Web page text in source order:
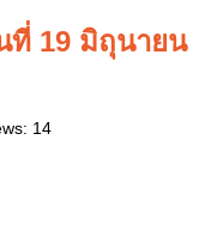
ที่ 19 มิถุนายน
14